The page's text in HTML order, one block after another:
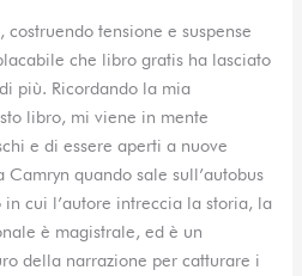
tensione e suspense
che libro gratis ha lasciato
più. Ricordando la mia
libro, mi viene in mente
e di essere aperti a nuove
quando sale sull’autobus
cui l’autore intreccia la storia, la
è magistrale, ed è un
della narrazione per catturare i